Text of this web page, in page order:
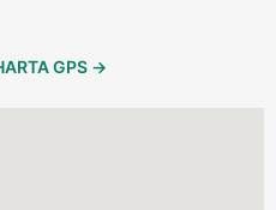
GPS →